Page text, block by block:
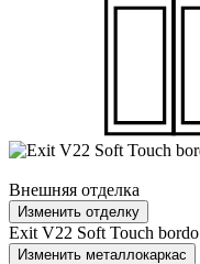
Внешняя отделка
Изменить отделку
Exit V22 Soft Touch bordo
Изменить металлокаркас